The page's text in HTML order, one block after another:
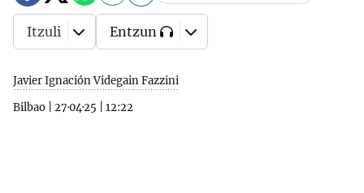
Javier Ignación Videgain Fazzini
Bilbao
27·04·25 12:22
Itzuli Entzun